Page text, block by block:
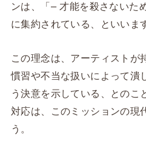
ンは、「– 才能を殺さないた
に集約されている、といいま
この理念は、アーティストが
慣習や不当な扱いによって潰
う決意を示している、との
対応は、このミッションの現
う。